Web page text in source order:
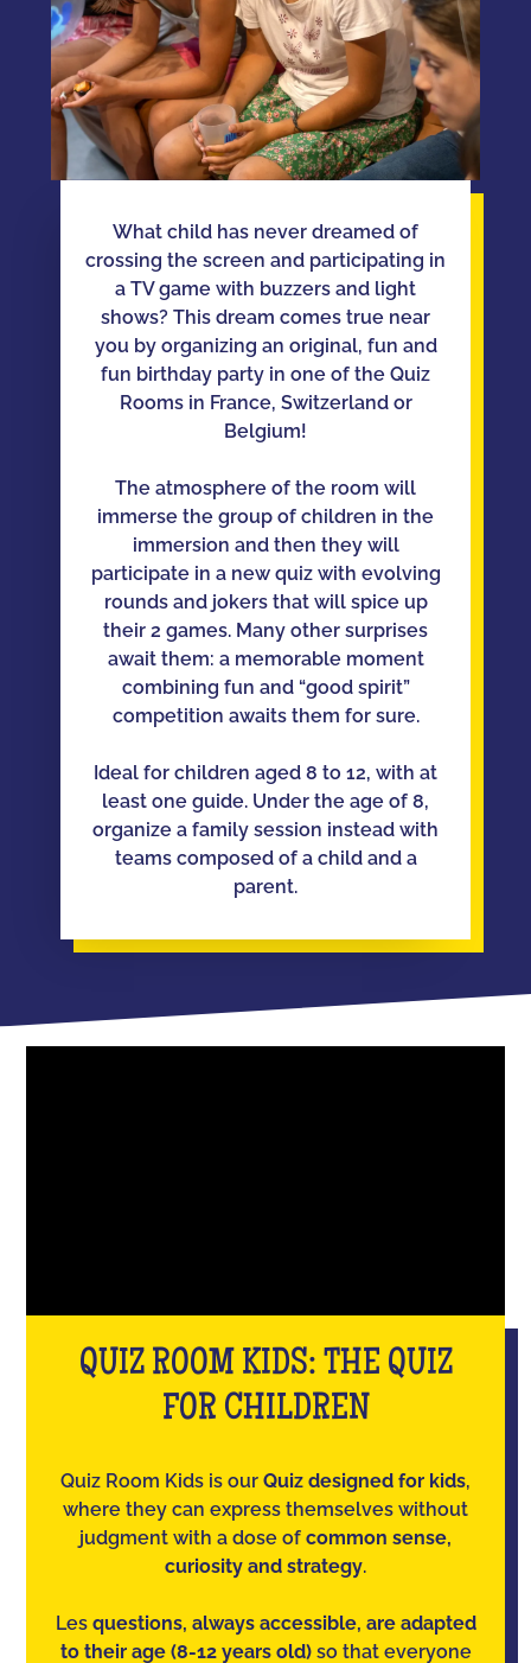
What child has never dreamed of
crossing the screen and participating in
a TV game with buzzers and light
shows? This dream comes true near
you by organizing an original, fun and
fun birthday party in one of the Quiz
Rooms in France, Switzerland or
Belgium!
The atmosphere of the room will
immerse the group of children in the
immersion and then they will
participate in a new quiz with evolving
rounds and jokers that will spice up
their 2 games. Many other surprises
await them: a memorable moment
combining fun and “good spirit”
competition awaits them for sure.
Ideal for children aged 8 to 12, with at
least one guide. Under the age of 8,
organize a family session instead with
teams composed of a child and a
parent.
QUIZ ROOM KIDS: THE QUIZ
FOR CHILDREN
Quiz Room Kids is our Quiz designed for kids,
where they can express themselves without
judgment with a dose of common sense,
curiosity and strategy.
Les questions, always accessible, are adapted
to their age (8-12 years old) so that everyone